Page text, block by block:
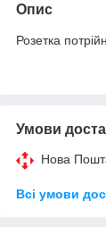
Опис
Розетка
Умови
Нова
Всі умови